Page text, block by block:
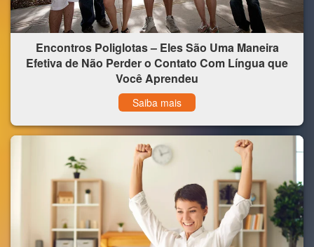
Encontros Poliglotas – Eles São Uma Maneira
Efetiva de Não Perder o Contato Com Língua que
Você Aprendeu
Saiba mais